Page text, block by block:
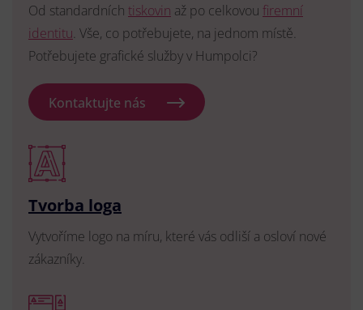
Od standardních tiskovin až po celkovou firemní
identitu. Vše, co potřebujete, na jednom místě.
Potřebujete grafické služby v Humpolci?
Kontaktujte nás
Tvorba loga
Vytvoříme logo na míru, které vás odliší a osloví nové
zákazníky.